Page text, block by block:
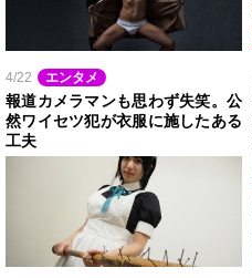
4/22 エンタメ
報道カメラマンも思わず失笑。公
然ワイセツ犯が衣服に施したある
工夫